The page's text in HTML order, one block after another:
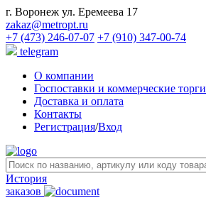
г. Воронеж ул. Еремеева 17
zakaz@metropt.ru
+7 (473) 246-07-07 +7 (910) 347-00-74
telegram
О компании
Госпоставки и коммерческие торги
Доставка и оплата
Контакты
Регистрация/Вход
История
заказов